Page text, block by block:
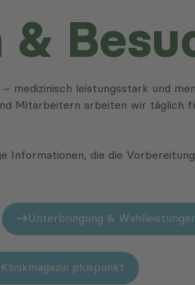
medizinisch leistungsstark und
Mitarbeitern arbeiten wir täglich
Informationen, die die
Unterbringung &
Klinikmagazin pluspunkt